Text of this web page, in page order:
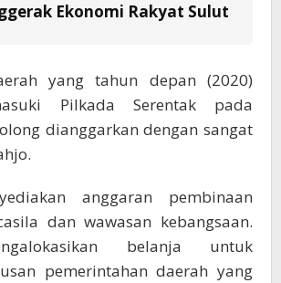
Ekonomi Rakyat Sulut
yang tahun depan (2020)
Pilkada Serentak pada
dianggarkan dengan sangat
anggaran pembinaan
dan wawasan kebangsaan.
belanja untuk
pemerintahan daerah yang